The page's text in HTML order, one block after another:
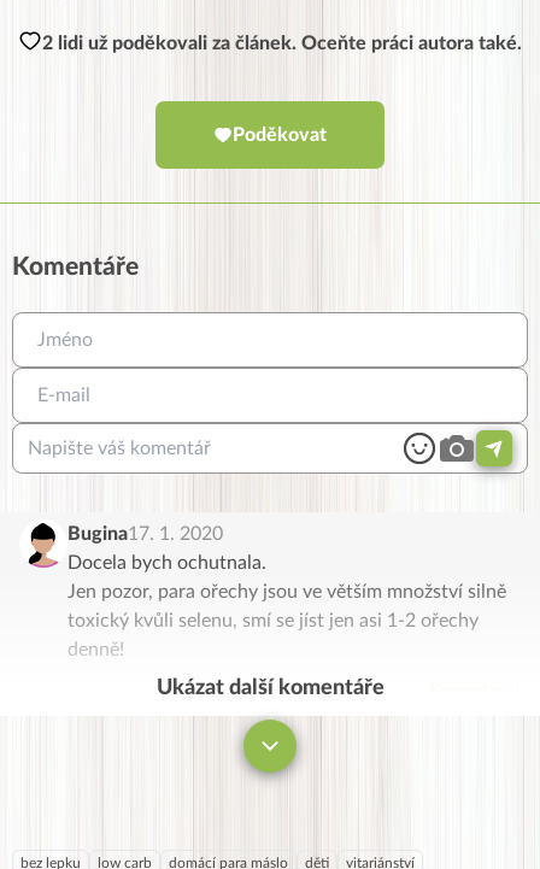
2 lidi už poděkovali za článek. Oceňte práci autora také.
Poděkovat
Komentáře
Bugina17. 1. 2020
Docela bych ochutnala.
Jen pozor, para ořechy jsou ve větším množství silně
toxický kvůli selenu, smí se jíst jen asi 1-2 ořechy
denně!
Ukázat další komentáře
bez lepku low carb domácí para máslo děti
vitariánství